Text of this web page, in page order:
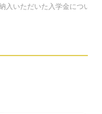
入いただいた入学金につい